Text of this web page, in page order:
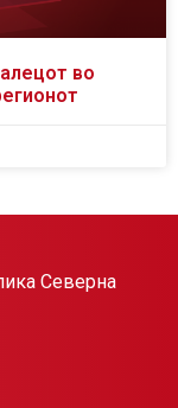
во
Северна